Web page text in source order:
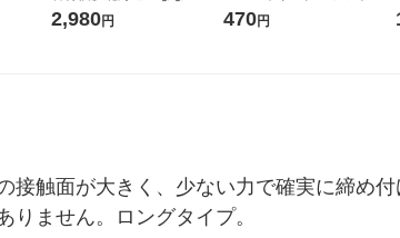
し 無洗米 5kg 1袋 令和7年産
2,980円
ックティッシュ フィオナ オ
470円
接触面が大きく、少ない力で確実に締め
りません。ロングタイプ。